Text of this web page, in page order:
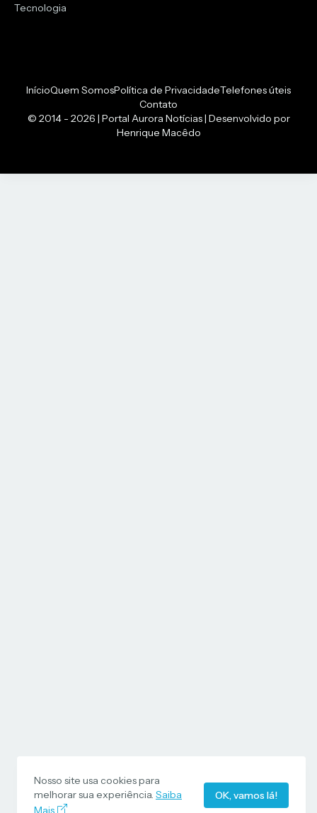
Tecnologia
© 2014 - 2026 | Portal Aurora Notícias | Desenvolvido por
Henrique Macêdo
InícioQuem SomosPolítica de PrivacidadeTelefones úteis
Contato
Nosso site usa cookies para
melhorar sua experiência. Saiba
Mais
OK, vamos lá!